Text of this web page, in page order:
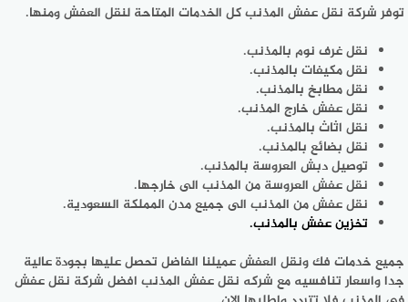
توفر شركة نقل عفش المذنب كل الخدمات المتاحة لنقل العفش ومنها.
نقل غرف نوم بالمذنب.
نقل مكيفات بالمذنب.
نقل مطابخ بالمذنب.
نقل عفش خارج المذنب.
نقل اثاث بالمذنب.
نقل بضائع بالمذنب.
توصيل دبش العروسة بالمذنب.
نقل عفش العروسة من المذنب الى خارجها.
نقل عفش من المذنب الى جميع مدن المملكة السعودية.
تخزين عفش بالمذنب.
جميع خدمات فك ونقل العفش عميلنا الفاضل تحصل عليها بجودة عالية
جدا واسعار تنافسيه مع شركه نقل عفش المذنب افضل شركة نقل عفش